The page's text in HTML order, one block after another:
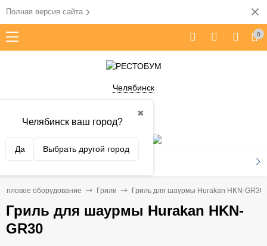
Полная версия сайта
0
Челябинск
✖
Челябинск ваш город?
Да Выбрать другой город
КАТАЛОГ ТОВАРОВ
оборудование Грили Гриль для шаурмы Hurakan HKN-GR30​
Гриль для шаурмы Hurakan HKN-
GR30​